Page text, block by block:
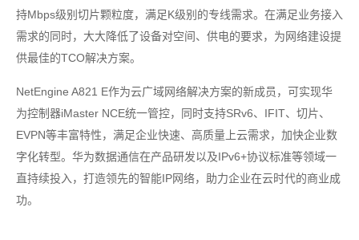
持Mbps级别切片颗粒度，满足K级别的专线需求。在满足业务接入
需求的同时，大大降低了设备对空间、供电的要求，为网络建设提
供最佳的TCO解决方案。
NetEngine A821 E作为云广域网络解决方案的新成员，可实现华
为控制器iMaster NCE统一管控，同时支持SRv6、IFIT、切片、
EVPN等丰富特性，满足企业快速、高质量上云需求，加快企业数
字化转型。华为数据通信在产品研发以及IPv6+协议标准等领域一
直持续投入，打造领先的智能IP网络，助力企业在云时代的商业成
功。